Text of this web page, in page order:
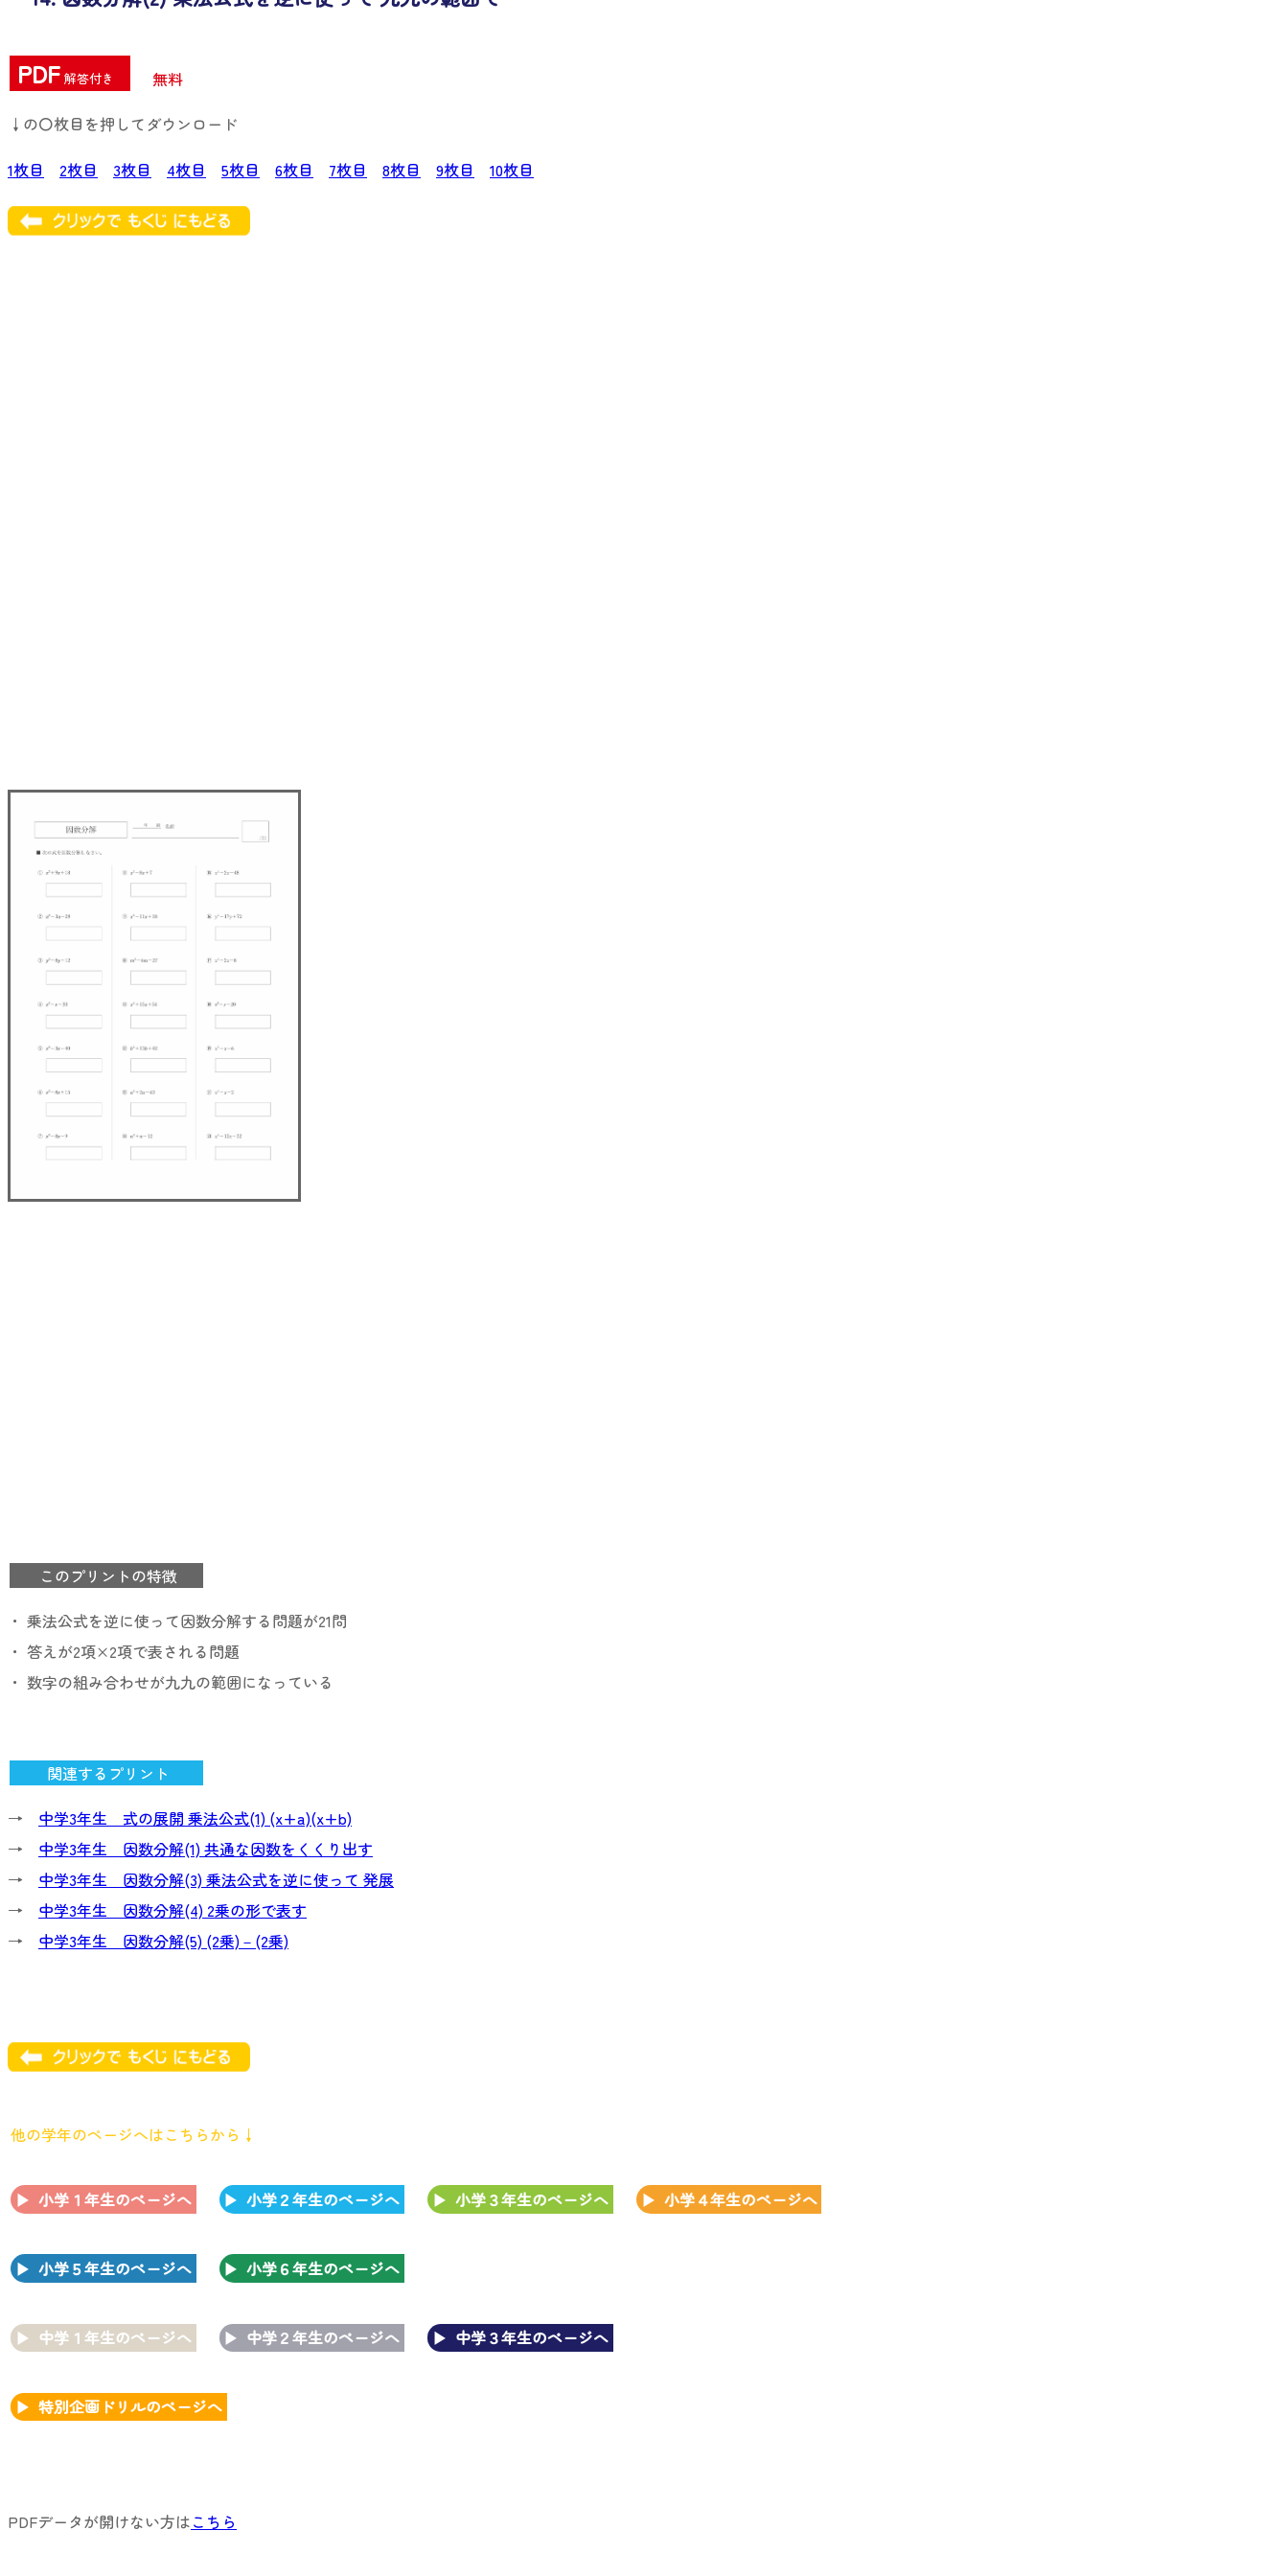
PDF 解答付き
無料
↓の〇枚目を押してダウンロード
1枚目
2枚目 3枚目 4枚目 5枚目 6枚目 7枚目 8枚目 9枚目 10枚目
このプリントの特徴
・ 乗法公式を逆に使って因数分解する問題が21問
・ 答えが2項×2項で表される問題
・ 数字の組み合わせが九九の範囲になっている
関連するプリント
→ 中学3年生 式の展開 乗法公式(1) (x+a)(x+b)
→ 中学3年生 因数分解(1) 共通な因数をくくり出す
→ 中学3年生 因数分解(3) 乗法公式を逆に使って 発展
→ 中学3年生 因数分解(4) 2乗の形で表す
→ 中学3年生 因数分解(5) (2乗)－(2乗)
他の学年のページへはこちらから↓
小学１年生のページへ 小学２年生のページへ 小学３年生のページへ 小学４年生のページへ
小学５年生のページへ 小学６年生のページへ
中学１年生のページへ 中学２年生のページへ 中学３年生のページへ
特別企画ドリルのページへ
PDFデータが開けない方はこちら